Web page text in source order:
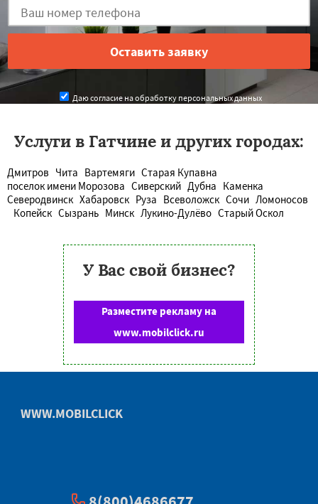
Даю согласие на обработку персональных данных
Услуги в Гатчине и других городах:
Дмитров Чита Вартемяги Старая Купавна
поселок имени Морозова Сиверский Дубна Каменка
Северодвинск Хабаровск Руза Всеволожск Сочи Ломоносов
Копейск Сызрань Минск Лукино-Дулёво Старый Оскол
У Вас свой бизнес?
Разместите рекламу на
www.mobilclick.ru
WWW.MOBILCLICK